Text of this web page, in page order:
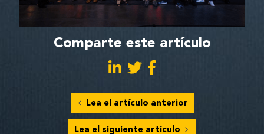
Comparte este artículo
Lea el artículo anterior
Lea el siguiente artículo